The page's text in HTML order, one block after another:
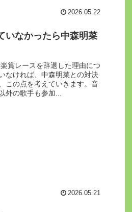
2026.05.22
いなかったら中森明菜
賞レースを辞退した理由につ
なければ、中森明菜との対決
この点を考えていきます。音
外の歌手も参加...
2026.05.21